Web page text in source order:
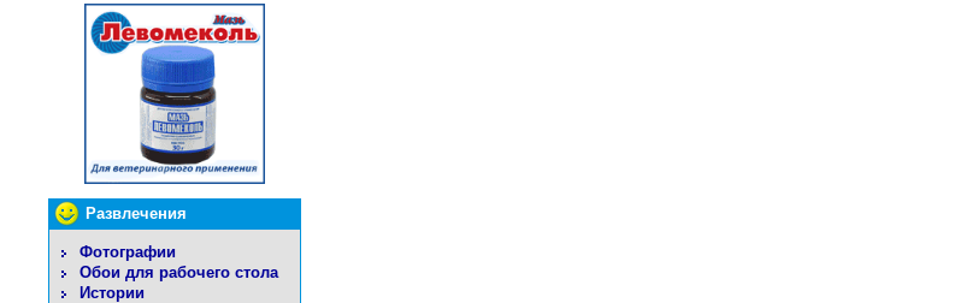
Развлечения
Фотографии
Обои для рабочего стола
Истории